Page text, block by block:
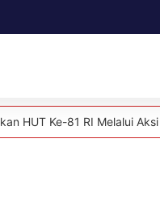
Melalui Aksi Donor Darah